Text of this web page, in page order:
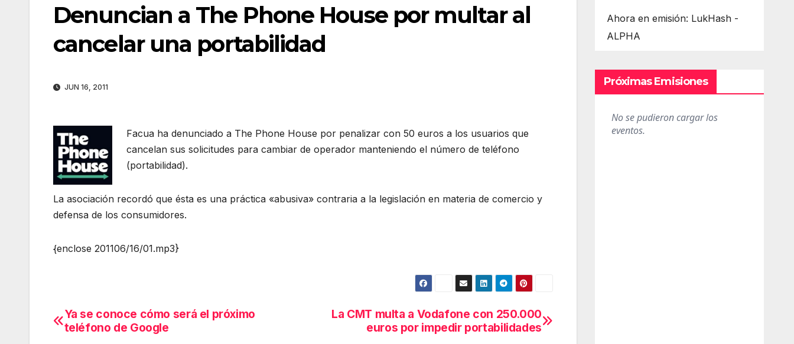
Denuncian a The Phone House por multar al
cancelar una portabilidad
JUN 16, 2011
Facua ha denunciado a The Phone House por penalizar con 50 euros a los usuarios que
cancelan sus solicitudes para cambiar de operador manteniendo el número de teléfono
(portabilidad).
La asociación recordó que ésta es una práctica «abusiva» contraria a la legislación en materia de comercio y
defensa de los consumidores.
{enclose 201106/16/01.mp3}
Navegación
La CMT multa a Vodafone con 250.000
euros por impedir portabilidades
Ya se conoce cómo será el próximo
teléfono de Google
Ahora en emisión: LukHash -
ALPHA
Próximas Emisiones